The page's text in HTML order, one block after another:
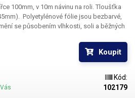
100mm, v 10m návinu na roli. Tloušťka
fólie jsou bezbarvé,
se působením vlhkosti, soli a běžných
je vhodná pro výrobu pytlů, sáčků a
jsou zdravotně nezávadné, 100%
i pro balení potravin (certifikát k
splňují požadavky zákona č.
Ideální pro svařování všemi impulsními
Koupit
Kód:
102179